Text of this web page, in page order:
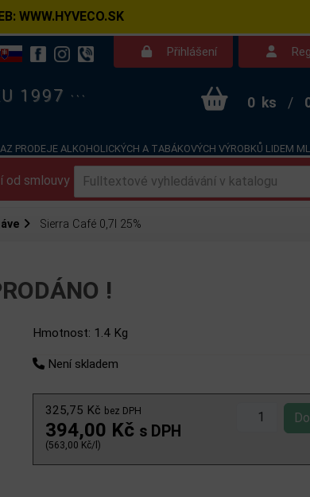
WWW.HYVECO.SK
Přihlášení
1997 ··· 0 ks /
PRODEJE ALKOHOLICKÝCH A TABÁKOVÝCH VÝROBKŮ LIDEM
od smlouvy Kontakt Dotazy
Sierra Café 0,7l 25%
!
Hmotnost: 1.4 Kg
Není skladem
325,75 Kč bez DPH
394,00 Kč s DPH
(563,00 Kč/l)